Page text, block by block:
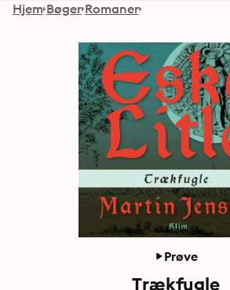
Hjem Bøger Romaner
Prøve
Trækfugle